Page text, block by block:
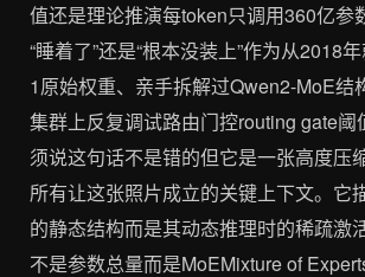
值还是理论推演每token只调用360亿参
“睡着了”还是“根本没装上”作为从2018
1原始权重、亲手拆解过Qwen2-MoE结
集群上反复调试路由门控routing gate阈
须说这句话不是错的但它是一张高度压
所有让这张照片成立的关键上下文。它
的静态结构而是其动态推理时的稀疏激
不是参数总量而是MoEMixture of